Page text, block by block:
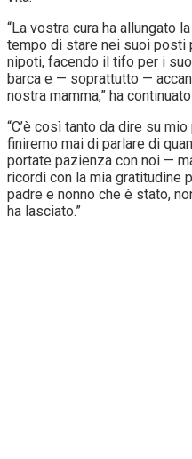
“La vostra cura ha allungato
tempo di stare nei suoi
nipoti, facendo il tifo per i
barca e — soprattutto —
nostra mamma,” ha
“C’è così tanto da dire su
finiremo mai di parlare di
portate pazienza con noi —
ricordi con la mia gratitudine
padre e nonno che è stato,
ha lasciato.”